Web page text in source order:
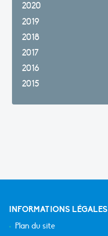
2020
2019
2018
2017
2016
2015
INFORMATIONS LÉGALES
Plan du site